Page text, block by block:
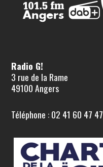
Radio G!
3 rue de la Rame
49100 Angers
Téléphone : 02 41 60 47 47